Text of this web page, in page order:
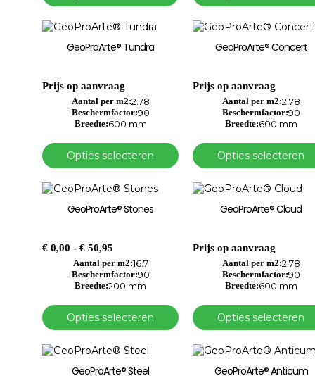
GeoProArte® Tundra
Prijs op aanvraag
Aantal per m2:2.78
Beschermfactor:90
Breedte:600 mm
Opties selecteren
GeoProArte® Concert
Prijs op aanvraag
Aantal per m2:2.78
Beschermfactor:90
Breedte:600 mm
Opties selecteren
GeoProArte® Stones
€ 0,00 - € 50,95
Aantal per m2:16.7
Beschermfactor:90
Breedte:200 mm
Opties selecteren
GeoProArte® Cloud
Prijs op aanvraag
Aantal per m2:2.78
Beschermfactor:90
Breedte:600 mm
Opties selecteren
GeoProArte® Steel GeoProArte® Anticum